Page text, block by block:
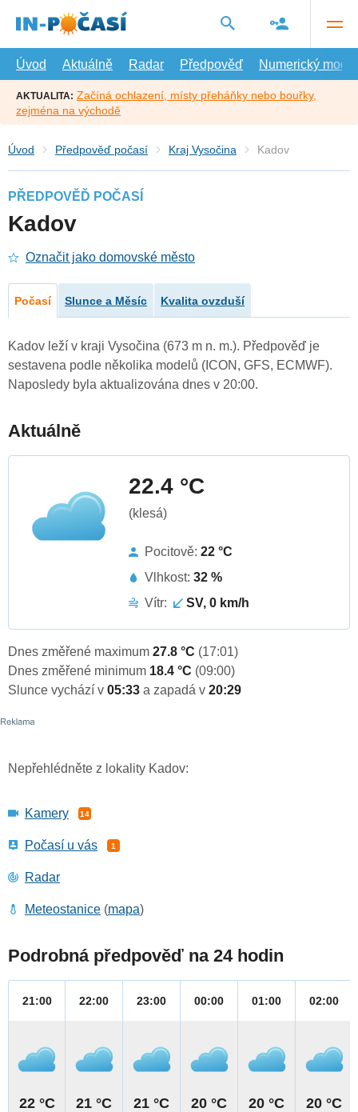
hlavní
Úvod
Aktuálně Radar Předpověď Numerický model
AKTUALITA: Začíná ochlazení, místy přeháňky nebo bouřky,
zejména na východě
Úvod Předpověď počasí Kraj Vysočina Kadov
PŘEDPOVĚĎ POČASÍ
Kadov
Označit jako domovské město
Počasí Slunce a Měsíc Kvalita ovzduší
Kadov leží v kraji Vysočina (673 m n. m.). Předpověď je
sestavena podle několika modelů (ICON, GFS, ECMWF).
Naposledy byla aktualizována dnes v 20:00.
Aktuálně
22.4 °C
(klesá)
Pocitově: 22 °C
Vlhkost: 32 %
Vítr:
SV, 0 km/h
Dnes změřené maximum 27.8 °C (17:01)
Dnes změřené minimum 18.4 °C (09:00)
Slunce vychází v 05:33 a zapadá v 20:29
Nepřehlédněte z lokality Kadov:
Kamery 14
Počasí u vás 1
Radar
Meteostanice (mapa)
Podrobná předpověď na 24 hodin
21:00
22 °C
22:00
21 °C
23:00
21 °C
00:00
20 °C
01:00
20 °C
02:00
20 °C